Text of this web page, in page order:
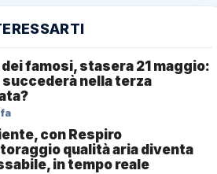
famosi, stasera 21 maggio:
succederà nella terza
fa
con Respiro
qualità aria diventa
in tempo reale